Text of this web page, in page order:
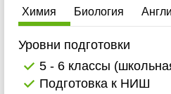
Химия Биология
Уровни подготовки
5 - 6 классы
Подготовка к НИШ